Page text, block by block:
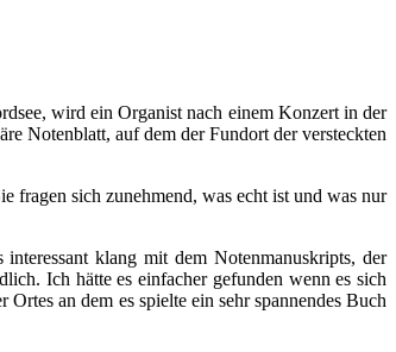
wird ein Organist nach einem Konzert in der
Notenblatt, auf dem der Fundort der versteckten
fragen sich zunehmend, was echt ist und was nur
klang mit dem Notenmanuskripts, der
Ich hätte es einfacher gefunden wenn es sich
an dem es spielte ein sehr spannendes Buch